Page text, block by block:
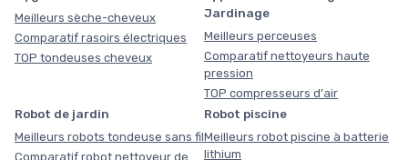
Meilleurs sèche-cheveux
Comparatif rasoirs électriques
TOP tondeuses cheveux
Jardinage
Meilleurs perceuses
Comparatif nettoyeurs haute
pression
TOP compresseurs d'air
Robot de jardin
Meilleurs robots tondeuse sans fil
Comparatif robot nettoyeur de
Robot piscine
Meilleurs robot piscine à batterie
lithium